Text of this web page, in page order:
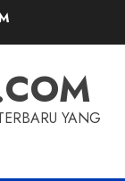
YANG